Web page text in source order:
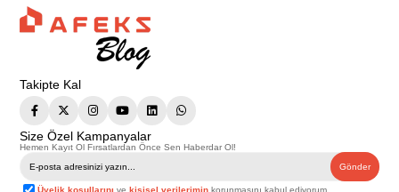
Takipte Kal
Size Özel Kampanyalar
Hemen Kayıt Ol Fırsatlardan Önce Sen Haberdar Ol!
Gönder
Üyelik koşullarını vekişisel verilerimin korunmasını kabul ediyorum.